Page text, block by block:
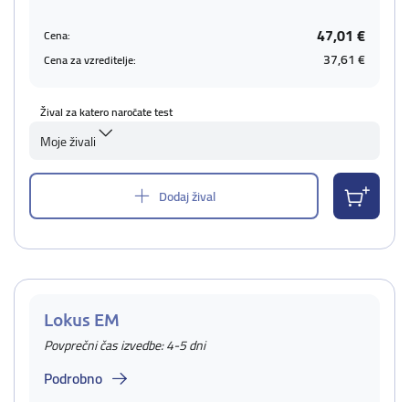
Cena: 47,01 €
Cena za vzreditelje: 37,61 €
Žival za katero naročate test
Moje živali
Dodaj žival
Lokus EM
Povprečni čas izvedbe: 4-5 dni
Podrobno